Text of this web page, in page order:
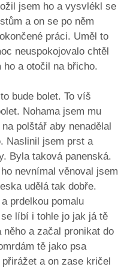
jsem ho a vysvlékl se
a on se po něm
práci. Uměl to
neuspokojovalo chtěl
a otočil na břicho.
bude bolet. To víš
Nohama jsem mu
polštář aby nenadělal
Naslinil jsem prst a
Byla taková panenská.
nevnímal věnoval jsem
udělá tak dobře.
prdelkou pomalu
líbí i tohle jo jak já tě
a začal pronikat do
tě jako psa
a on zase kričel